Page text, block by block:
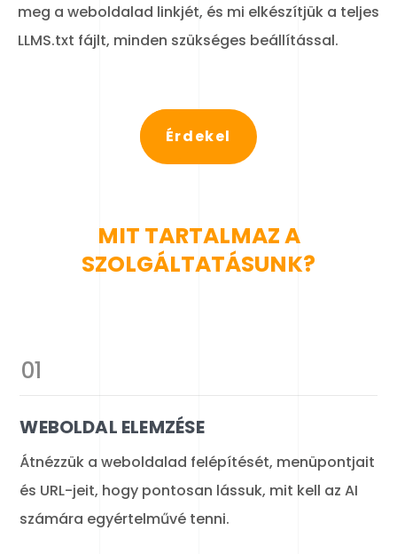
meg a weboldalad linkjét, és mi elkészítjük a teljes
LLMS.txt fájlt, minden szükséges beállítással.
Érdekel
MIT TARTALMAZ A
SZOLGÁLTATÁSUNK?
01
WEBOLDAL ELEMZÉSE
Átnézzük a weboldalad felépítését, menüpontjait
és URL-jeit, hogy pontosan lássuk, mit kell az AI
számára egyértelművé tenni.